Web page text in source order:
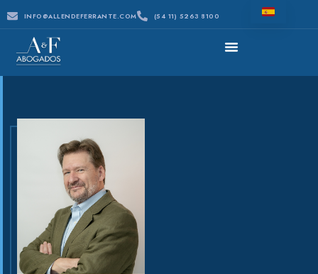
INFO@ALLENDEFERRANTE.COM (54 11) 5263 8100